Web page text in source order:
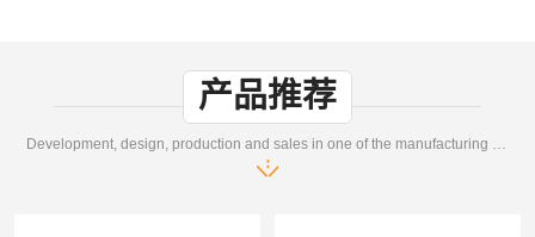
产品推荐
Development, design, production and sales in one of the manufacturing enterprises